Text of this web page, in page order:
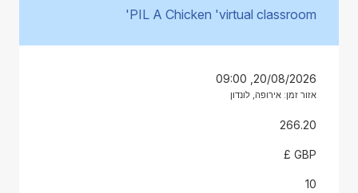
PIL A Chicken 'virtual classroom'
20/08/2026, 09:00
אזור זמן: אירופה, לונדון
266.20
GBP £